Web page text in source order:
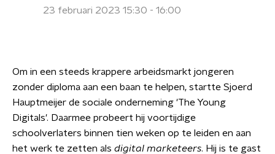
23 februari 2023 15:30 - 16:00
Om in een steeds krappere arbeidsmarkt jongeren
zonder diploma aan een baan te helpen, startte Sjoerd
Hauptmeijer de sociale onderneming 'The Young
Digitals'. Daarmee probeert hij voortijdige
schoolverlaters binnen tien weken op te leiden en aan
het werk te zetten als digital marketeers. Hij is te gast